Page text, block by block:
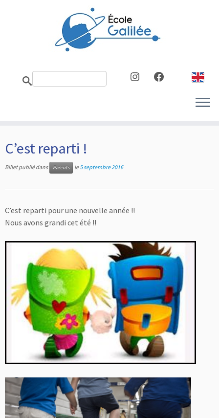
Facebook
Instagram
C’est reparti !
Billet publié dans Parents le5 septembre 2016
C’est reparti pour une nouvelle année !!
Nous avons grandi cet été !!